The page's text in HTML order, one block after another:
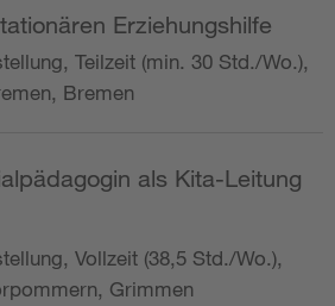
Erziehungshilfe
Teilzeit (min. 30 Std./Wo.),
Bremen
als Kita-Leitung
Vollzeit (38,5 Std./Wo.),
Grimmen